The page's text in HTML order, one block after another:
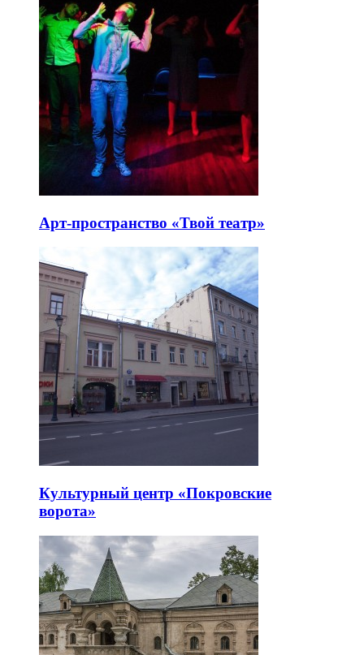
Арт-пространство «Твой театр»
Культурный центр «Покровские
ворота»